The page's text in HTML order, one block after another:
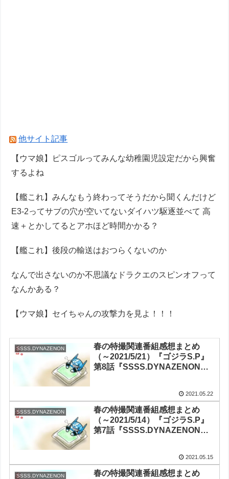
他サイト記事
【ウマ娘】ピスゴルってみんな幼稚園児設定だから興奮
するよね
【艦これ】みんなもう終わってそうだから聞くんだけど
E3-2ってサブの穴が空いてないダイハツ駆逐並べて 高
速＋とかしてるとアホほど時間かかる？
【艦これ】後段の輸送はおつらくないのか
なんで出さないのか不思議なドラクエのスピンオフって
なんかある？
【ウマ娘】セイちゃんの攻撃力を見よ！！！
SSSS.DYNAZENON
春の特撮関連番組感想まとめ
（～2021/5/21）『ゴジラS.P』
第8話『SSSS.DYNAZENON』
ディ～』第6話『Thunderbolt
Fantasy 東離劍遊紀3』第7話
2021.05.22
SSSS.DYNAZENON
春の特撮関連番組感想まとめ
（～2021/5/14）『ゴジラS.P』
第7話『SSSS.DYNAZENON』
ディ～』第5話『Thunderbolt
Fantasy 東離劍遊紀3』第6話
2021.05.15
SSSS.DYNAZENON 春の特撮関連番組感想まとめ